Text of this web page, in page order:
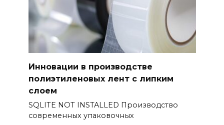
Инновации в производстве
полиэтиленовых лент с липким
слоем
SQLITE NOT INSTALLED Производство
современных упаковочных